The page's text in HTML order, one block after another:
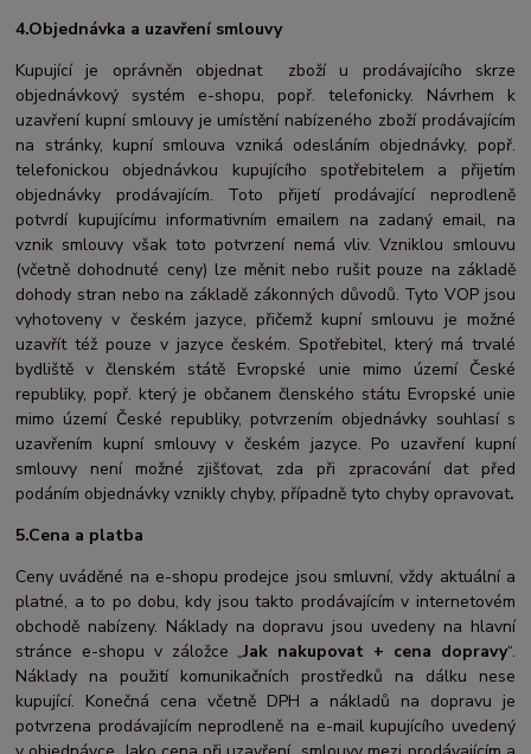
4.Objednávka a uzavření smlouvy
Kupující je oprávněn objednat zboží u prodávajícího skrze
objednávkový systém e-shopu, popř. telefonicky. Návrhem k
uzavření kupní smlouvy je umístění nabízeného zboží prodávajícím
na stránky, kupní smlouva vzniká odesláním objednávky, popř.
telefonickou objednávkou kupujícího spotřebitelem a přijetím
objednávky prodávajícím. Toto přijetí prodávající neprodleně
potvrdí kupujícímu informativním emailem na zadaný email, na
vznik smlouvy však toto potvrzení nemá vliv. Vzniklou smlouvu
(včetně dohodnuté ceny) lze měnit nebo rušit pouze na základě
dohody stran nebo na základě zákonných důvodů. Tyto VOP jsou
vyhotoveny v českém jazyce, přičemž kupní smlouvu je možné
uzavřít též pouze v jazyce českém. Spotřebitel, který má trvalé
bydliště v členském státě Evropské unie mimo území České
republiky, popř. který je občanem členského státu Evropské unie
mimo území České republiky, potvrzením objednávky souhlasí s
uzavřením kupní smlouvy v českém jazyce. Po uzavření kupní
smlouvy není možné zjišťovat, zda při zpracování dat před
podáním objednávky vznikly chyby, případně tyto chyby opravovat.
5.Cena a platba
Ceny uváděné na e-shopu prodejce jsou smluvní, vždy aktuální a
platné, a to po dobu, kdy jsou takto prodávajícím v internetovém
obchodě nabízeny. Náklady na dopravu jsou uvedeny na hlavní
stránce e-shopu v záložce „Jak nakupovat + cena dopravy“.
Náklady na použití komunikačních prostředků na dálku nese
kupující. Konečná cena včetně DPH a nákladů na dopravu je
potvrzena prodávajícím neprodleně na e-mail kupujícího uvedený